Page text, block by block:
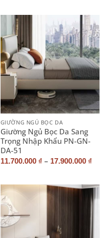
GIƯỜNG NGỦ BỌC DA
Giường Ngủ Bọc Da Sang
Trọng Nhập Khẩu PN-GN-
DA-51
11.700.000 ₫ – 17.900.000 ₫